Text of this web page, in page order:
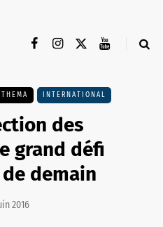
INTERNATIONAL
des
grand défi
demain
2016